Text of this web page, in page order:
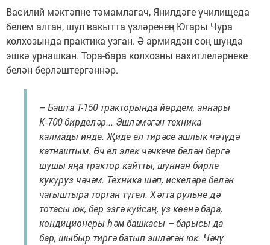
Василий мәктәпне тәмамлагач, Янилдәге училищеда
белем алган, шул вакытта үзләренең Югары Чура
колхозында практика узган. Ә армиядән соң шунда
эшкә урнашкан. Тора-бара колхозны вахитлеләрнеке
белән берләштергәннәр.
– Башта Т-150 тракторында йөрдем, аннары
К-700 бирделәр... Эшләмәгән техника
калмады инде. Җиде ел тирәсе ашлык чәчүдә
катнаштым. Өч ел элек чәчкече белән бергә
шушы яңа трактор кайтты, шуннан бирле
кукуруз чәчәм. Техника шәп, искеләре белән
чагыштыра торган түгел. Хәтта рульне дә
тотасы юк, бер эзгә куйсаң, үз көенә бара,
кондиционеры һәм башкасы – барысы да
бар, шыбыр тиргә батып эшләгән юк. Чәчү